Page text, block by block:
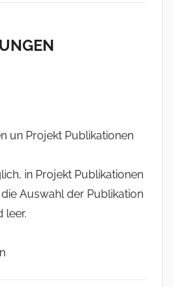
un Projekt Publikationen
in Projekt Publikationen
Auswahl der Publikation
leer.